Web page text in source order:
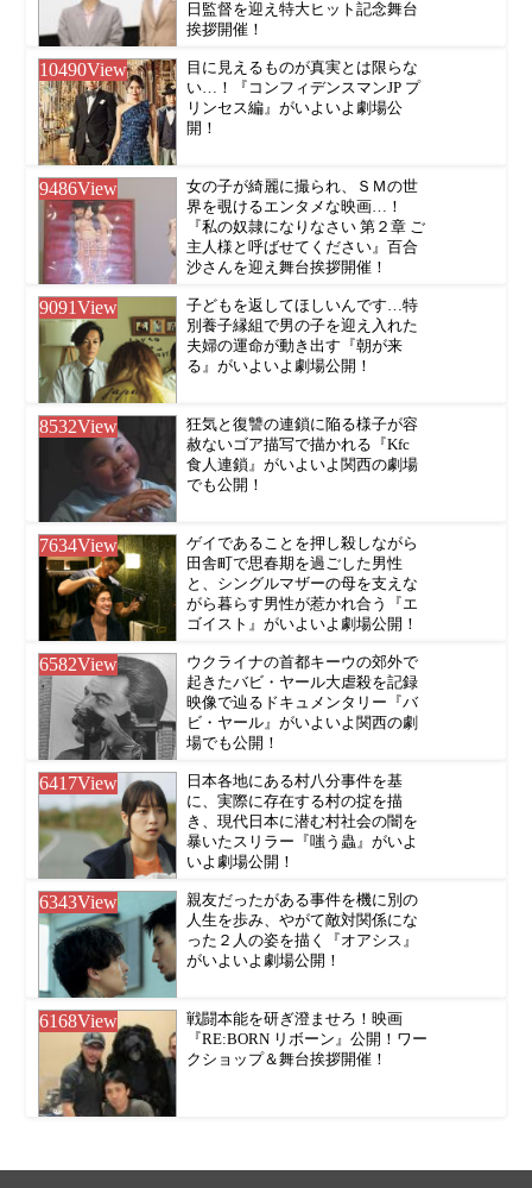
日監督を迎え特大ヒット記念舞台
挨拶開催！
10490View
目に見えるものが真実とは限らな
い…！『コンフィデンスマンJP プ
リンセス編』がいよいよ劇場公
開！
9486View
女の子が綺麗に撮られ、ＳＭの世
界を覗けるエンタメな映画…！
『私の奴隷になりなさい 第２章 ご
主人様と呼ばせてください』百合
沙さんを迎え舞台挨拶開催！
9091View
子どもを返してほしいんです…特
別養子縁組で男の子を迎え入れた
夫婦の運命が動き出す『朝が来
る』がいよいよ劇場公開！
8532View
狂気と復讐の連鎖に陥る様子が容
赦ないゴア描写で描かれる『Kfc
食人連鎖』がいよいよ関西の劇場
でも公開！
7634View
ゲイであることを押し殺しながら
田舎町で思春期を過ごした男性
と、シングルマザーの母を支えな
がら暮らす男性が惹かれ合う『エ
ゴイスト』がいよいよ劇場公開！
6582View
ウクライナの首都キーウの郊外で
起きたバビ・ヤール大虐殺を記録
映像で辿るドキュメンタリー『バ
ビ・ヤール』がいよいよ関西の劇
場でも公開！
6417View
日本各地にある村八分事件を基
に、実際に存在する村の掟を描
き、現代日本に潜む村社会の闇を
暴いたスリラー『嗤う蟲』がいよ
いよ劇場公開！
6343View
親友だったがある事件を機に別の
人生を歩み、やがて敵対関係にな
った２人の姿を描く『オアシス』
がいよいよ劇場公開！
6168View
戦闘本能を研ぎ澄ませろ！映画
『RE:BORN リボーン』公開！ワー
クショップ＆舞台挨拶開催！